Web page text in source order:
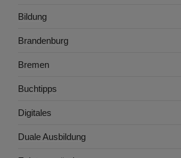
Bildung
Brandenburg
Bremen
Buchtipps
Digitales
Duale Ausbildung